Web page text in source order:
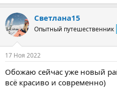
Светлана15
Опытный путешественник
17 Ноя 2022
Обожаю сейчас уже новый
всё красиво и современно)